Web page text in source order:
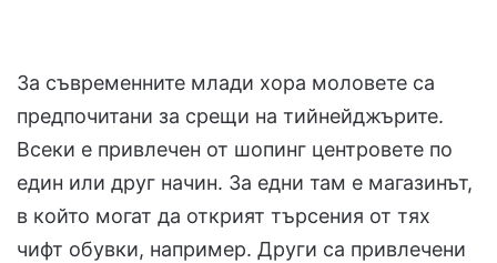
За съвременните млади хора моловете са
предпочитани за срещи на тийнейджърите.
Всеки е привлечен от шопинг центровете по
един или друг начин. За едни там е магазинът,
в който могат да открият търсения от тях
чифт обувки, например. Други са привлечени